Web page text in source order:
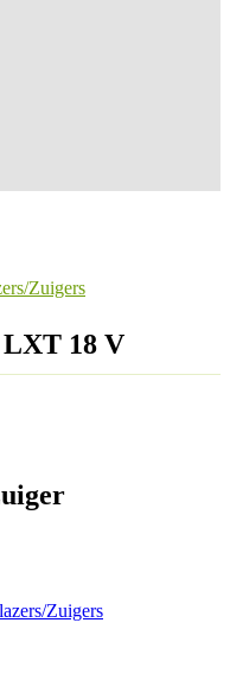
Zuigers
Zuigers